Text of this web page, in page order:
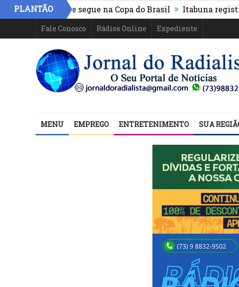
PLANTÃO
PR e segue na Copa do Brasil » Itabuna registra
Fale Conosco Rádios Online Expediente
MENU EMPREGO ENTRETENIMENTO SUA